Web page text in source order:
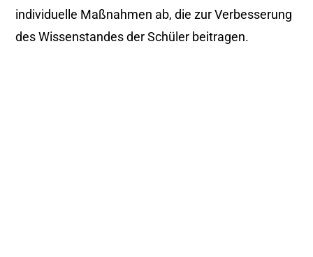
individuelle Maßnahmen ab, die zur Verbesserung
des Wissenstandes der Schüler beitragen.